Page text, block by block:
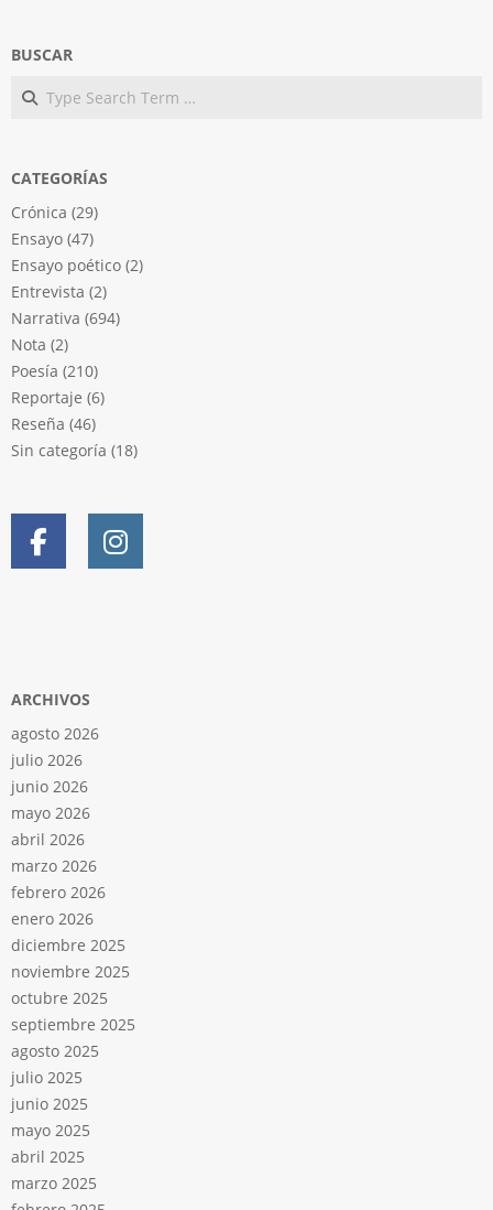
BUSCAR
Search
CATEGORÍAS
Crónica (29)
Ensayo (47)
Ensayo poético (2)
Entrevista (2)
Narrativa (694)
Nota (2)
Poesía (210)
Reportaje (6)
Reseña (46)
Sin categoría (18)
ARCHIVOS
agosto 2026
julio 2026
junio 2026
mayo 2026
abril 2026
marzo 2026
febrero 2026
enero 2026
diciembre 2025
noviembre 2025
octubre 2025
septiembre 2025
agosto 2025
julio 2025
junio 2025
mayo 2025
abril 2025
marzo 2025